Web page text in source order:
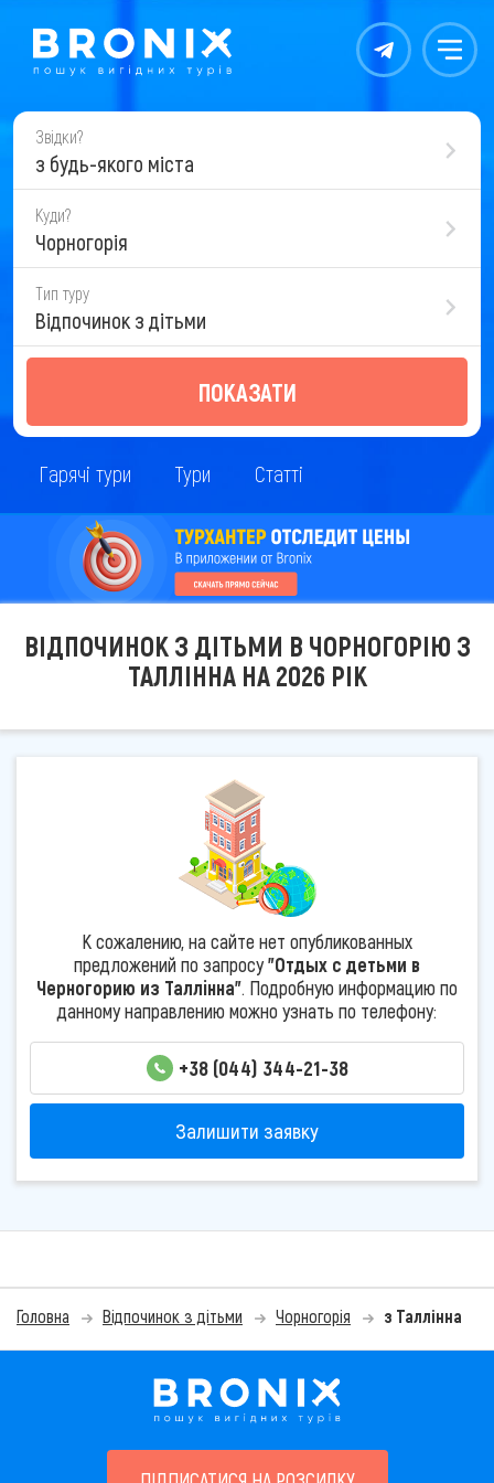
Контакты Меню
Звідки?
з будь-якого міста
Куди?
Чорногорія
Тип туру
Відпочинок з дітьми
ПОКАЗАТИ
Гарячі тури Тури Статті
ВІДПОЧИНОК З ДІТЬМИ В ЧОРНОГОРІЮ З
ТАЛЛІННА НА 2026 РІК
К сожалению, на сайте нет опубликованных
предложений по запросу"Отдых с детьми в
Черногорию из Таллінна". Подробную информацию по
данному направлению можно узнать по телефону:
+38 (044) 344-21-38
Залишити заявку
Головна Відпочинок з дітьми Чорногорія з Таллінна